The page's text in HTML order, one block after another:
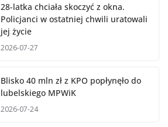
28-latka chciała skoczyć z okna.
Policjanci w ostatniej chwili uratowali
jej życie
2026-07-27
Blisko 40 mln zł z KPO popłynęło do
lubelskiego MPWiK
2026-07-24